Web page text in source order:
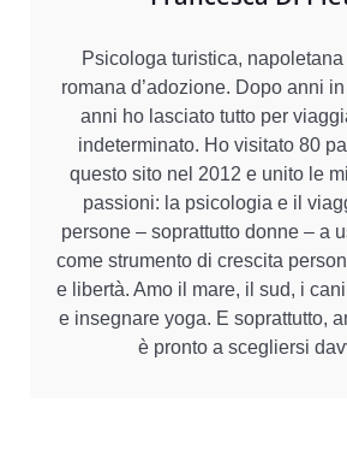
Psicologa turistica,
romana d’adozione. Dopo anni
anni ho lasciato tutto per
indeterminato. Ho visitato 80
questo sito nel 2012 e unito le
passioni: la psicologia e il
persone – soprattutto donne – a
come strumento di crescita
e libertà. Amo il mare, il sud, i
e insegnare yoga. E soprattutto,
è pronto a scegliersi